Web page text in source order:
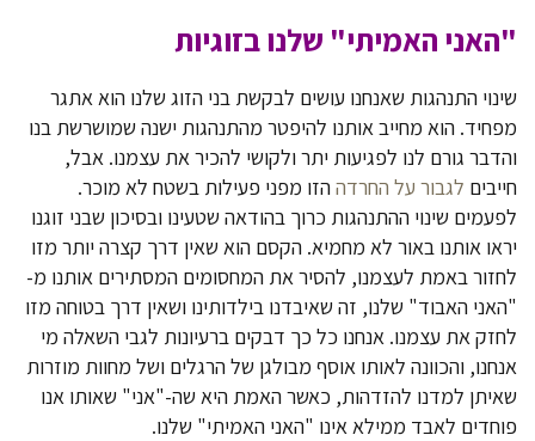
"האני האמיתי" שלנו בזוגיות
שינוי התנהגות שאנחנו עושים לבקשת בני הזוג שלנו הוא אתגר
מפחיד. הוא מחייב אותנו להיפטר מהתנהגות ישנה שמושרשת בנו
והדבר גורם לנו לפגיעות יתר ולקושי להכיר את עצמנו. אבל,
חייבים לגבור על החרדההזו מפני פעילות בשטח לא מוכר.
לפעמים שינוי ההתנהגות כרוך בהודאה שטעינו ובסיכון שבני זוגנו
יראו אותנו באור לא מחמיא. הקסם הוא שאין דרך קצרה יותר מזו
לחזור באמת לעצמנו, להסיר את המחסומים המסתירים אותנו מ-
"האני האבוד" שלנו, זה שאיבדנו בילדותינו ושאין דרך בטוחה מזו
לחזק את עצמנו. אנחנו כל כך דבקים ברעיונות לגבי השאלה מי
אנחנו, והכוונה לאותו אוסף מבולגן של הרגלים ושל מחוות מוזרות
שאיתן למדנו להזדהות, כאשר האמת היא שה-"אני" שאותו אנו
פוחדים לאבד ממילא אינו "האני האמיתי" שלנו.